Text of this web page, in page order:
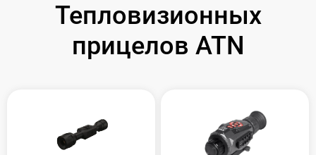
Тепловизионных
прицелов ATN